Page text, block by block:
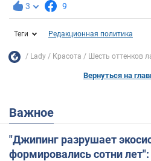
3 9
Теги Редакционная политика
Lady Красота Шесть оттенков
Вернуться на
Важное
"Джипинг разрушает
формировались сотни